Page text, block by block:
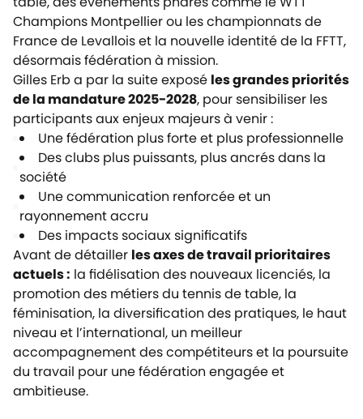
Champions Montpellier ou les championnats de
France de Levallois et la nouvelle identité de la FFTT,
désormais fédération à mission.
Gilles Erb a par la suite exposé les grandes priorités
de la mandature 2025-2028, pour sensibiliser les
participants aux enjeux majeurs à venir :
Une fédération plus forte et plus professionnelle
Des clubs plus puissants, plus ancrés dans la
société
Une communication renforcée et un
rayonnement accru
Des impacts sociaux significatifs
Avant de détailler les axes de travail prioritaires
actuels : la fidélisation des nouveaux licenciés, la
promotion des métiers du tennis de table, la
féminisation, la diversification des pratiques, le haut
niveau et l’international, un meilleur
accompagnement des compétiteurs et la poursuite
du travail pour unefédération engagée et
ambitieuse.